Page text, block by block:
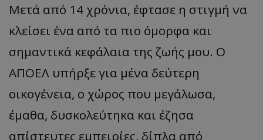
Μετά από 14 χρόνια, έφτασε η στιγμή να
κλείσει ένα από τα πιο όμορφα και
σημαντικά κεφάλαια της ζωής μου. Ο
ΑΠΟΕΛ υπήρξε για μένα δεύτερη
οικογένεια, ο χώρος που μεγάλωσα,
έμαθα, δυσκολεύτηκα και έζησα
απίστευτες εμπειρίες, δίπλα από